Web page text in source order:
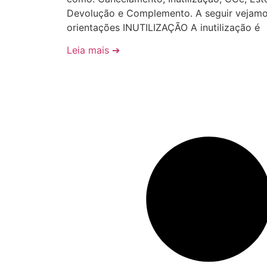
Devolução e Complemento. A seguir
orientações INUTILIZAÇÃO A inutilização é
Leia mais ➔